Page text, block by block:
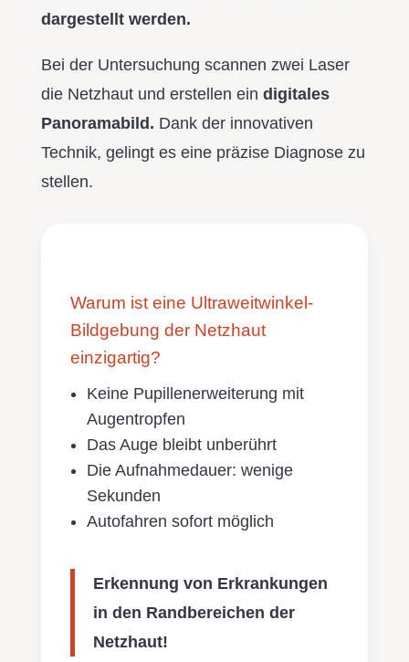
dargestellt werden.
Bei der Untersuchung scannen zwei Laser
die Netzhaut und erstellen ein digitales
Panoramabild. Dank der innovativen
Technik, gelingt es eine präzise Diagnose zu
stellen.
Warum ist eine Ultraweitwinkel-
Bildgebung der Netzhaut
einzigartig?
Keine Pupillenerweiterung mit
Augentropfen
Das Auge bleibt unberührt
Die Aufnahmedauer: wenige
Sekunden
Autofahren sofort möglich
Erkennung von Erkrankungen
in den Randbereichen der
Netzhaut!